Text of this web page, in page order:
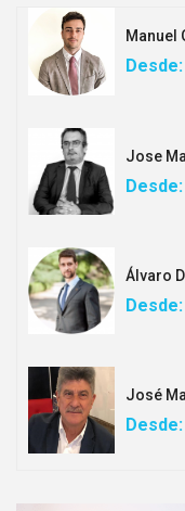
Manuel
Desde:
Jose
Desde:
Álvaro
Desde:
José
Desde: